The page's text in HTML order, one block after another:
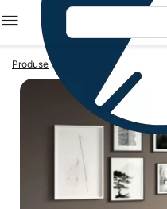
Produse Paturi tapitate 140x200